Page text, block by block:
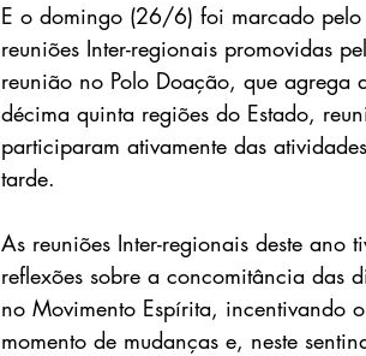
E o domingo (26/6) foi marcado
reuniões Inter-regionais promovidas
reunião no Polo Doação, que agrega
décima quinta regiões do Estado,
participaram ativamente das
tarde.
As reuniões Inter-regionais deste ano
reflexões sobre a concomitância das
no Movimento Espírita, incentivando
momento de mudanças e, neste